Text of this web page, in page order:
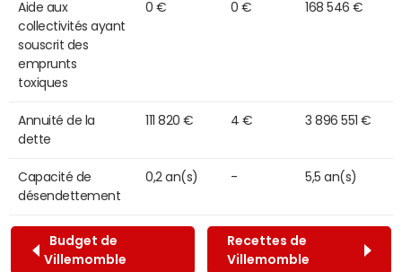
Aide aux
collectivités ayant
souscrit des
emprunts
toxiques
0 € 0 € 168 546 €
Annuité de la
dette
111 820 € 4 € 3 896 551 €
Capacité de
désendettement
0,2 an(s) - 5,5 an(s)
Budget de
Villemomble
Recettes de
Villemomble